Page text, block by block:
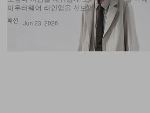
패션 Jun 23, 2026